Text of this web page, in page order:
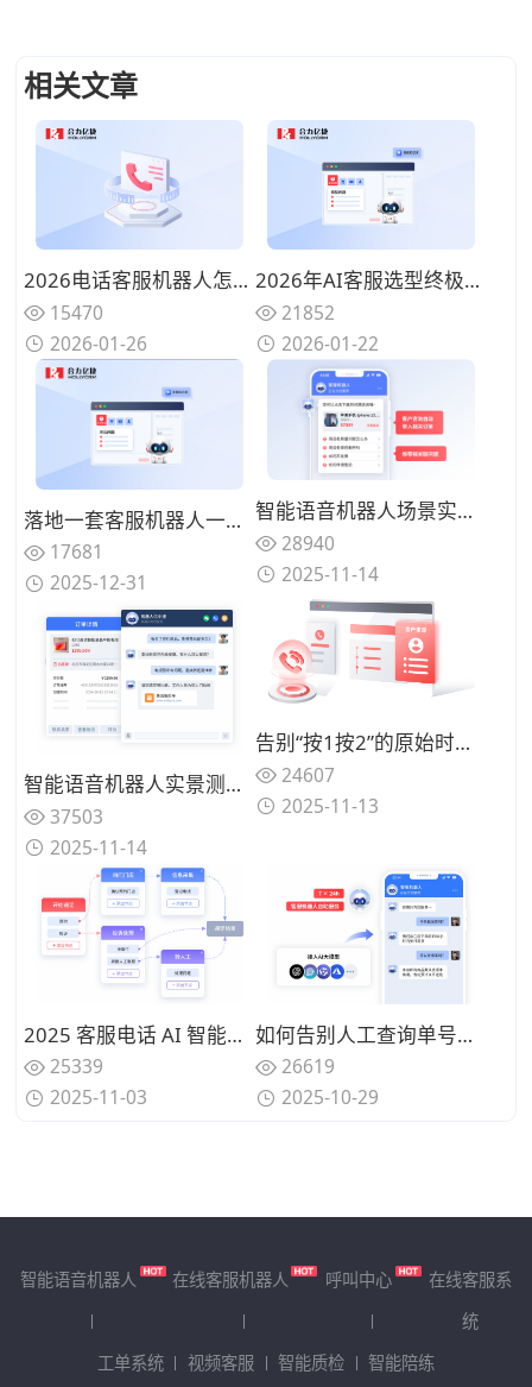
相关文章
2026电话客服机器人怎么选？AI时代从技术底座到落地运营的全景评测（主流厂商深度对比）
15470
2026-01-26
2026年AI客服选型终极指南：十家主流厂商深度评测与落地实战图谱
21852
2026-01-22
落地一套客服机器人一般多少钱？极具性价比的3家客户联络服务商价格对比
17681
2025-12-31
智能语音机器人场景实测：在景区、医疗、政务等真实业务环境中，5家主流厂商方案效果对比
28940
2025-11-14
智能语音机器人实景测试：5家主流厂商在真实业务场景中的表现对比，谁家方案经得起检验？
37503
2025-11-14
告别“按1按2”的原始时代：智能呼叫中心如何让高价值客户来电直接跳过排队，享受VIP级接入
24607
2025-11-13
2025 客服电话 AI 智能分流方案怎么选？高效选型权威指南
25339
2025-11-03
如何告别人工查询单号？快递物流行业AI客服机器人2025年精选推荐
26619
2025-10-29
智能语音机器人 在线客服机器人 呼叫中心
在线客服系
统
工单系统
视频客服 智能质检 智能陪练